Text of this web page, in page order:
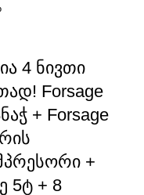
4 ნივთი
Forsage
+ Forsage
+
5ტ + 8